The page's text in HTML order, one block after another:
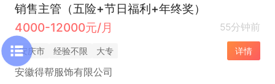
销售主管（五险+节日福利+年终奖）
4000-12000元/月
55分钟前
安庆市 经验不限 大专 详情
安徽得帮服饰有限公司